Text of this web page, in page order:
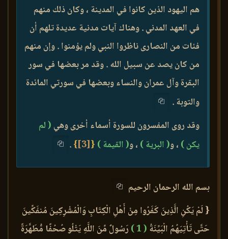
هم اليهود الذين كانوا في المدينة ، وكان ذلك منهم
في العهد المدني . وهناك آيات مدنية عديدة تلهم أن
فئات من النصارى ناظروا النبي ولم يؤمنوا . وإن منهم
من كان يصد عن سبيل الله . وقد مر بعضها في سور
البقرة وآل عمران والنساء وبعضها في سورتي المائدة
والتوبة .
وقد روى المفسرون للسورة أسماء أخرى وهي ( لم
يكن ) ، و( البرية ) ، و( القيمة ) {
[3]
}
.
بسم الله الرحمان الرحيم
{ لَمْ يَكُنِ الَّذِينَ كَفَرُوا مِنْ أَهْلِ الْكِتَابِ وَالْمُشْرِكِينَ مُنفَكِّينَ
حَتَّى تَأْتِيَهُمُ الْبَيِّنَةُ ( 1 )
رَسُولٌ مِّنَ اللَّهِ يَتْلُو صُحُفًا مُّطَهَّرَةً